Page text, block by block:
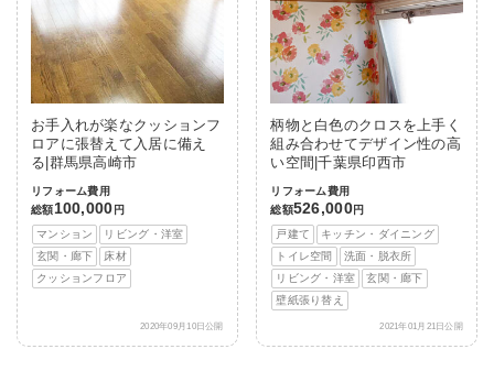
お手入れが楽なクッションフ
ロアに張替えて入居に備え
る|群馬県高崎市
リフォーム費用
総額100,000 円
マンション
リビング・洋室
玄関・廊下
床材
クッションフロア
2020年09月10日公開
柄物と白色のクロスを上手く
組み合わせてデザイン性の高
い空間|千葉県印西市
リフォーム費用
総額526,000円
戸建て
キッチン・ダイニング
トイレ空間
洗面・脱衣所
リビング・洋室
玄関・廊下
壁紙張り替え
2021年01月21日公開